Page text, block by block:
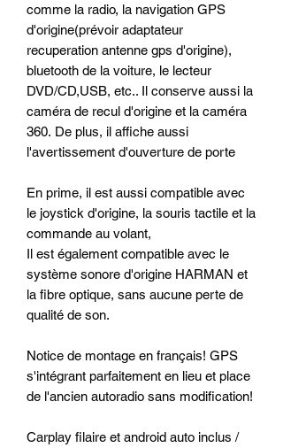
comme la radio, la navigation GPS
d'origine(prévoir adaptateur
recuperation antenne gps d'origine),
bluetooth de la voiture, le lecteur
DVD/CD,USB, etc.. Il conserve aussi la
caméra de recul d'origine et la caméra
360. De plus, il affiche aussi
l'avertissement d'ouverture de porte
En prime, il est aussi compatible avec
le joystick d'origine, la souris tactile et la
commande au volant,
Il est également compatible avec le
système sonore d'origine HARMAN et
la fibre optique, sans aucune perte de
qualité de son.
Notice de montage en français! GPS
s'intégrant parfaitement en lieu et place
de l'ancien autoradio sans modification!
Carplay filaire et android auto inclus /